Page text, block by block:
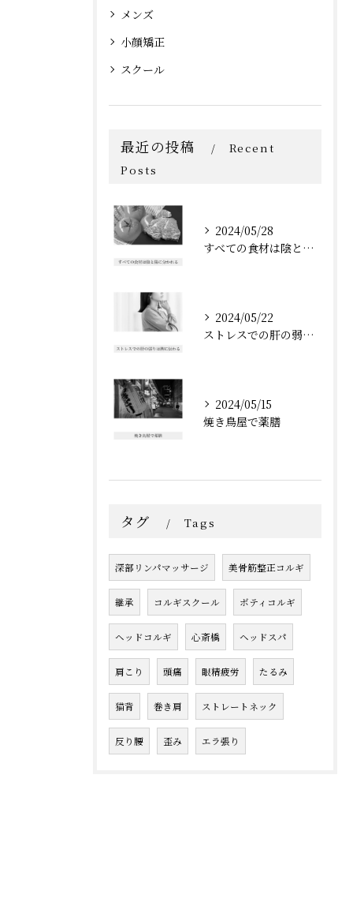
メンズ
小顔矯正
スクール
最近の投稿
Recent
Posts
2024/05/28
すべての食材は陰と陽に分かれる
2024/05/22
ストレスでの肝の弱りは脾に伝わる
2024/05/15
焼き鳥屋で薬膳
タグ Tags
深部リンパマッサージ 美骨筋整正コルギ
継承 コルギスクール ボティコルギ
ヘッドコルギ 心斎橋 ヘッドスパ
肩こり 頭痛 眼精疲労 たるみ
猫背 巻き肩 ストレートネック
反り腰 歪み エラ張り